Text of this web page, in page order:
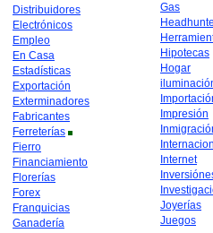
Distribuidores
Electrónicos
Empleo
En Casa
Estadísticas
Exportación
Exterminadores
Fabricantes
Ferreterías
Fierro
Financiamiento
Florerías
Forex
Franquicias
Ganadería
Gas
Hipotecas
Hogar
Impresión
Internet
Joyerías
Juegos